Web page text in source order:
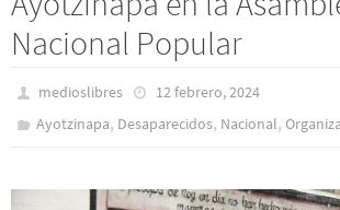
Nacional Popular
medioslibres
12 febrero, 2024
Ayotzinapa, Desaparecidos, Nacional,